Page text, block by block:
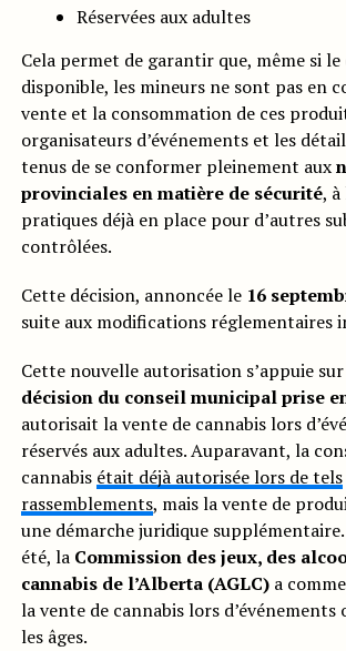
Réservées aux adultes
Cela permet de garantir que, même si le
disponible, les mineurs ne sont pas en
vente et la consommation de ces
organisateurs d’événements et les
tenus de se conformer pleinement aux
provinciales en matière de sécurité, à
pratiques déjà en place pour d’autres
contrôlées.
Cette décision, annoncée le 16
suite aux modifications réglementaires
Cette nouvelle autorisation s’appuie
décision du conseil municipal prise
autorisait la vente de cannabis lors
réservés aux adultes. Auparavant, la
cannabis était déjà autorisée lors de tels
rassemblements, mais la vente de
une démarche juridique
été, la Commission des jeux, des
cannabis de l’Alberta (AGLC) a
la vente de cannabis lors d’événements
les âges.